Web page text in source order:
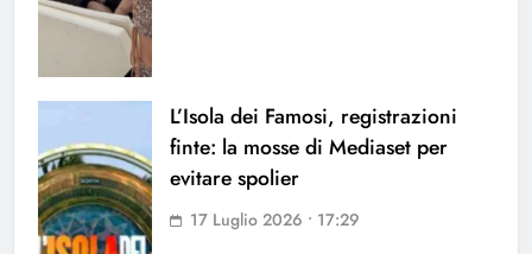
L’Isola dei Famosi, registrazioni
finte: la mosse di Mediaset per
evitare spolier
17 Luglio 2026 • 17:29